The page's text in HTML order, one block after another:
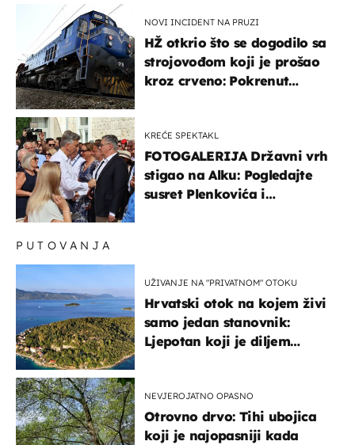
NOVI INCIDENT NA PRUZI
HŽ otkrio što se dogodilo sa
strojovođom koji je prošao
kroz crveno: Pokrenut
KREĆE SPEKTAKL
FOTOGALERIJA Državni vrh
stigao na Alku: Pogledajte
susret Plenkovića i
PUTOVANJA
UŽIVANJE NA "PRIVATNOM" OTOKU
Hrvatski otok na kojem živi
samo jedan stanovnik:
Ljepotan koji je diljem
NEVJEROJATNO OPASNO
Otrovno drvo: Tihi ubojica
koji je najopasniji kada